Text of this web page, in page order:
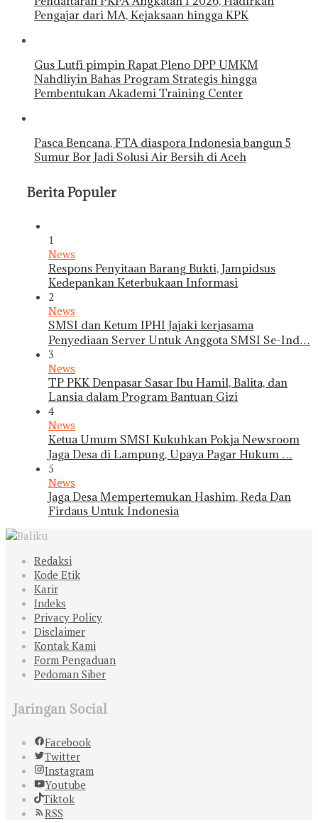
Pengajar dari MA, Kejaksaan hingga KPK
Gus Lutfi pimpin Rapat Pleno DPP UMKM
Nahdliyin Bahas Program Strategis hingga
Pembentukan Akademi Training Center
Pasca Bencana, FTA diaspora Indonesia bangun 5
Sumur Bor Jadi Solusi Air Bersih di Aceh
Berita Populer
1
News
Respons Penyitaan Barang Bukti, Jampidsus
Kedepankan Keterbukaan Informasi
2
News
SMSI dan Ketum IPHI Jajaki kerjasama
Penyediaan Server Untuk Anggota SMSI Se-Ind…
3
News
TP PKK Denpasar Sasar Ibu Hamil, Balita, dan
Lansia dalam Program Bantuan Gizi
4
News
Ketua Umum SMSI Kukuhkan Pokja Newsroom
Jaga Desa di Lampung, Upaya Pagar Hukum …
5
News
Jaga Desa Mempertemukan Hashim, Reda Dan
Firdaus Untuk Indonesia
Redaksi
Kode Etik
Karir
Indeks
Privacy Policy
Disclaimer
Kontak Kami
Form Pengaduan
Pedoman Siber
Jaringan Social
Facebook
Twitter
Instagram
Youtube
Tiktok
RSS